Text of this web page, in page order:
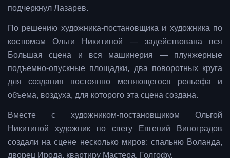
подчеркнул Лазарев.
По решению художника-постановщика и художника по
костюмам Ольги Никитиной — задействована вся
Большая сцена и вся машинерия — плунжерные
подъемно-опускные площадки, два поворотных круга
для создания постоянно меняющегося рельефа и
объема, воздуха, для которого эта сцена создана.
Вместе с художником-постановщиком Ольгой
Никитиной художник по свету Евгений Виноградов
создали на сцене несколько миров: спальню Воланда,
дворец Ирода, квартиру Мастера, Голгофу.